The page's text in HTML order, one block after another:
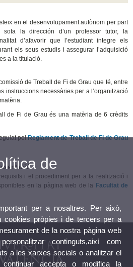
en el desenvolupament autònom per part
sota la dirección d’un professor tutor, la
d’afavorir que l’estudiant integre els
els seus estudis i assegurar l’adquisició
a la titulació.
de Treball de Fi de Grau que té, entre
instruccions necessàries per a l’organització
de Fi de Grau és una matèria de 6 crèdits
pelReglament de Treball de Fi de Grau
i el procediment per a la realització i
en la pàgina web de la Facultat de
de
per a nosaltres. Per això,
cookies pròpies i de tercers per a
de la nostra pàgina web
continguts,així com
a les xarxes socials o analitzar el
accepta o modifica la